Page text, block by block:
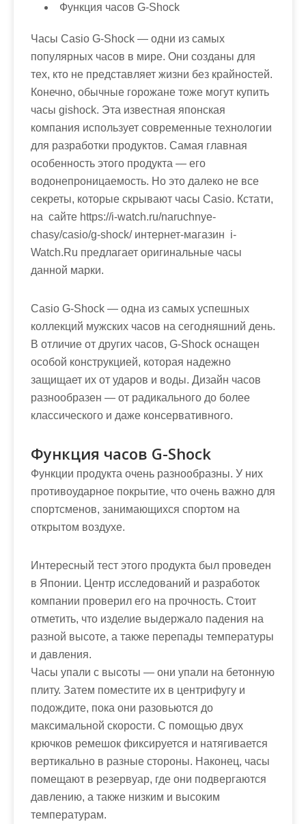
Функция часов G-Shock
Часы Casio G-Shock — одни из самых
популярных часов в мире. Они созданы для
тех, кто не представляет жизни без крайностей.
Конечно, обычные горожане тоже могут купить
часы gishock. Эта известная японская
компания использует современные технологии
для разработки продуктов. Самая главная
особенность этого продукта — его
водонепроницаемость. Но это далеко не все
секреты, которые скрывают часы Casio. Кстати,
на сайте https://i-watch.ru/naruchnye-
chasy/casio/g-shock/ интернет-магазин i-
Watch.Ru предлагает оригинальные часы
данной марки.
Casio G-Shock — одна из самых успешных
коллекций мужских часов на сегодняшний день.
В отличие от других часов, G-Shock оснащен
особой конструкцией, которая надежно
защищает их от ударов и воды. Дизайн часов
разнообразен — от радикального до более
классического и даже консервативного.
Функция часов G-Shock
Функции продукта очень разнообразны. У них
противоударное покрытие, что очень важно для
спортсменов, занимающихся спортом на
открытом воздухе.
Интересный тест этого продукта был проведен
в Японии. Центр исследований и разработок
компании проверил его на прочность. Стоит
отметить, что изделие выдержало падения на
разной высоте, а также перепады температуры
и давления.
Часы упали с высоты — они упали на бетонную
плиту. Затем поместите их в центрифугу и
подождите, пока они разовьются до
максимальной скорости. С помощью двух
крючков ремешок фиксируется и натягивается
вертикально в разные стороны. Наконец, часы
помещают в резервуар, где они подвергаются
давлению, а также низким и высоким
температурам.